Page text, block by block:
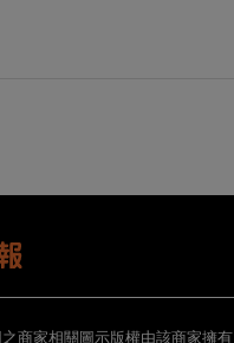
商家相關圖示版權由該商家擁有